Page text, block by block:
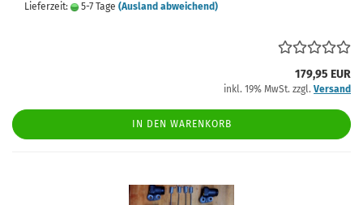
Lieferzeit:
5-7 Tage (Ausland abweichend)
179,95 EUR
inkl. 19% MwSt. zzgl. Versand
IN DEN WARENKORB